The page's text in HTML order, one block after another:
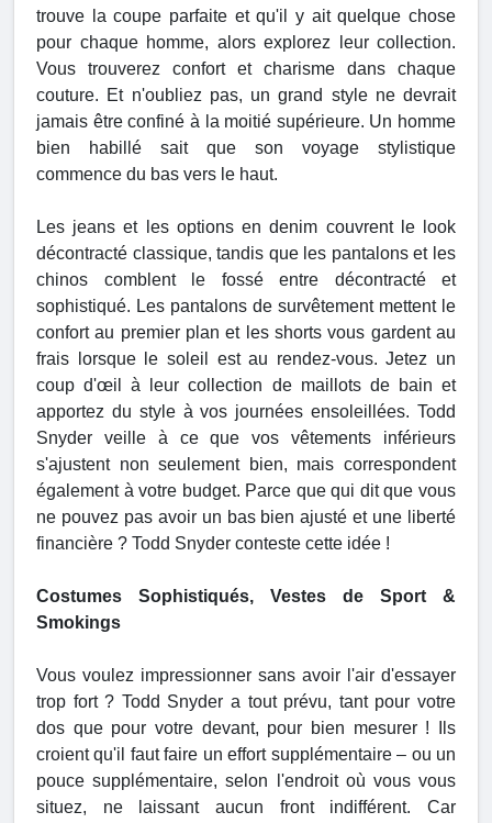
trouve la coupe parfaite et qu'il y ait quelque chose
pour chaque homme, alors explorez leur collection.
Vous trouverez confort et charisme dans chaque
couture. Et n'oubliez pas, un grand style ne devrait
jamais être confiné à la moitié supérieure. Un homme
bien habillé sait que son voyage stylistique
commence du bas vers le haut.
Les jeans et les options en denim couvrent le look
décontracté classique, tandis que les pantalons et les
chinos comblent le fossé entre décontracté et
sophistiqué. Les pantalons de survêtement mettent le
confort au premier plan et les shorts vous gardent au
frais lorsque le soleil est au rendez-vous. Jetez un
coup d'œil à leur collection de maillots de bain et
apportez du style à vos journées ensoleillées. Todd
Snyder veille à ce que vos vêtements inférieurs
s'ajustent non seulement bien, mais correspondent
également à votre budget. Parce que qui dit que vous
ne pouvez pas avoir un bas bien ajusté et une liberté
financière ? Todd Snyder conteste cette idée !
Costumes Sophistiqués, Vestes de Sport &
Smokings
Vous voulez impressionner sans avoir l'air d'essayer
trop fort ? Todd Snyder a tout prévu, tant pour votre
dos que pour votre devant, pour bien mesurer ! Ils
croient qu'il faut faire un effort supplémentaire – ou un
pouce supplémentaire, selon l'endroit où vous vous
situez, ne laissant aucun front indifférent. Car